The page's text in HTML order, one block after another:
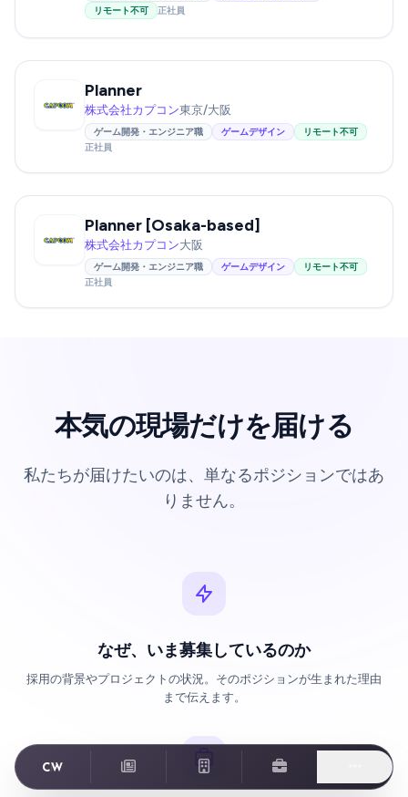
リモート不可
正社員
Planner
株式会社カプコン東京/大阪
ゲーム開発・エンジニア職 ゲームデザイン
リモート不可
正社員
Planner [Osaka-based]
株式会社カプコン大阪
ゲーム開発・エンジニア職 ゲームデザイン
リモート不可
正社員
本気の現場だけを届ける
私たちが届けたいのは、単なるポジションではあ
りません。
なぜ、いま募集しているのか
採用の背景やプロジェクトの状況。そのポジションが生まれた理由
まで伝えます。